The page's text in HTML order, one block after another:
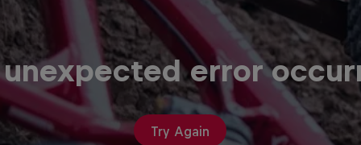
error
Try Again